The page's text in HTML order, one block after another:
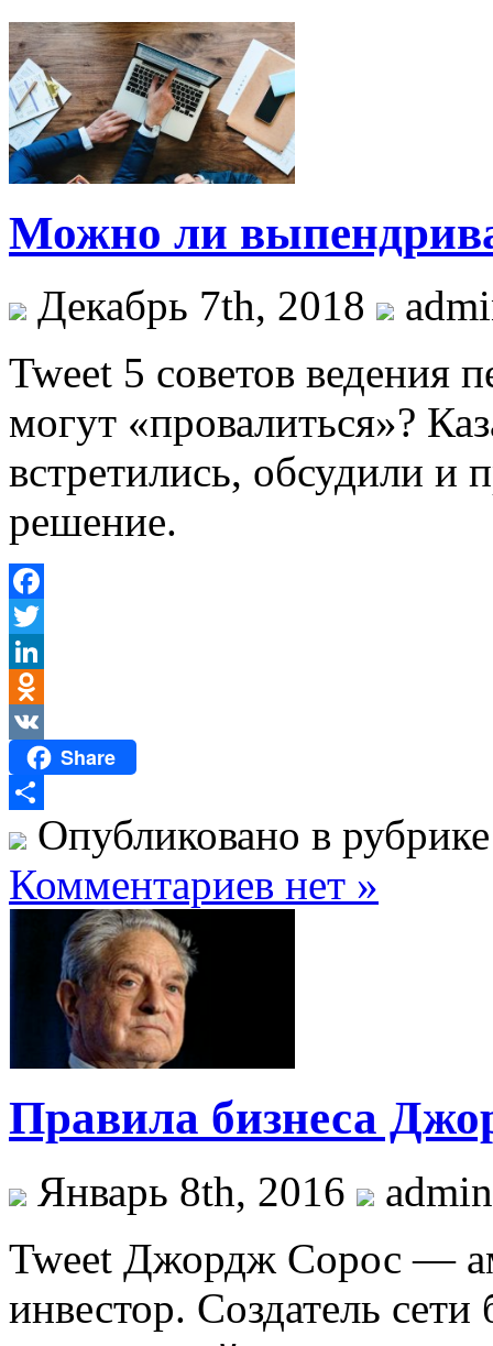
Можно ли
Декабрь 7th, 2018
Tweet 5 советов ведения
могут «провалиться»?
встретились, обсудили и
решение.
Facebook
Twitter
LinkedIn
Odnoklassniki
VK
Share
Отправить
Опубликовано в
Комментариев нет »
Правила бизнеса
Январь 8th, 2016
admin
Tweet Джордж Сорос —
инвестор. Создатель сети